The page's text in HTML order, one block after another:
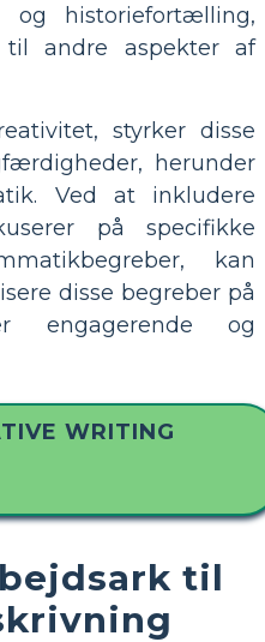
og historiefortælling,
andre aspekter af
styrker disse
herunder
Ved at inkludere
på specifikke
kan
disse begreber på
og
WRITING
til